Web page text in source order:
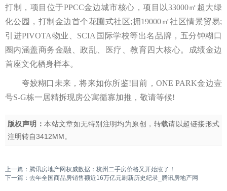
打制，项目位于PPCC金边城市核心，项目以33000㎡超大绿
化公园，打制金边首个花圃式社区;拥19000㎡社区情景贸易;
引进PIVOTA物业、SCIA国际学校等出名品牌，五分钟糊口
圈内涵盖商务金融、政乱、医疗、教育四大核心。成绩金边
首座文化栖身样本。
夸姣糊口未来，将来如你所鉴!目前，ONE PARK金边壹
号S-G栋一居精拆现房公寓循寡加推，敬请等候!
版权声明：本站文章如无特别注明均为原创，转载请以超链接形式
注明转自3412MM。
上一篇： 腾讯房地产网权威数据：杭州二手房价格又开始涨了！
下一篇： 去年全国商品房销售额近16万亿元刷新历史纪录_腾讯房地产网